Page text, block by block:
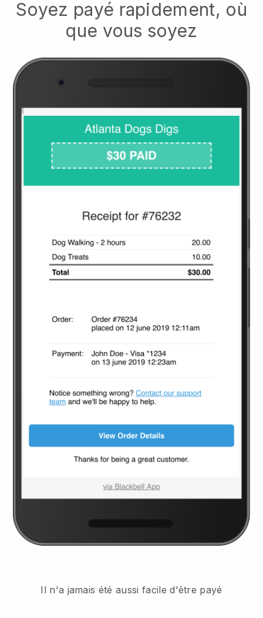
Soyez payé rapidement, où
que vous soyez
Il n'a jamais été aussi facile d'être payé